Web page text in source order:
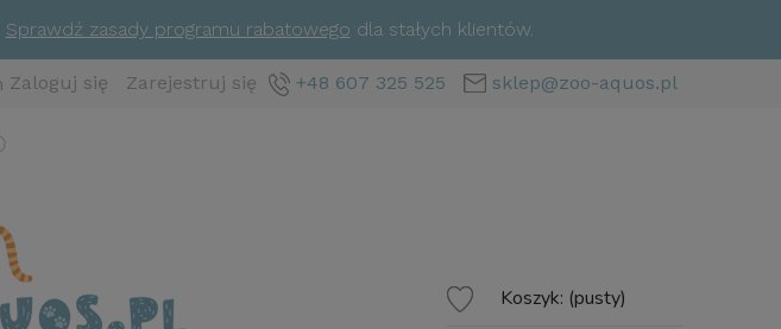
Sprawdź zasady programu rabatowego dla stałych klientów.
+48 607 325 525 sklep@zoo-aquos.pl
Zaloguj się Zarejestruj się
Koszyk: (pusty)